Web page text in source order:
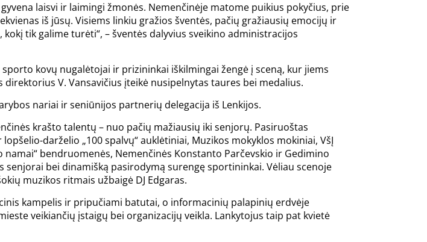
laisvi ir laimingi žmonės. Nemenčinėje matome puikius pokyčius, prie
iš jūsų. Visiems linkiu gražios šventės, pačių gražiausių emocijų ir
tik galime turėti“, – šventės dalyvius sveikino administracijos
kovų nugalėtojai ir prizininkai iškilmingai žengė į sceną, kur jiems
V. Vansavičius įteikė nusipelnytas taures bei medalius.
nariai ir seniūnijos partnerių delegacija iš Lenkijos.
krašto talentų – nuo pačių mažiausių iki senjorų. Pasiruoštas
darželio „100 spalvų“ auklėtiniai, Muzikos mokyklos mokiniai, VšĮ
namai“ bendruomenės, Nemenčinės Konstanto Parčevskio ir Gedimino
bei dinamišką pasirodymą surengę sportininkai. Vėliau scenoje
muzikos ritmais užbaigė DJ Edgaras.
kampelis ir pripučiami batutai, o informacinių palapinių erdvėje
veikiančių įstaigų bei organizacijų veikla. Lankytojus taip pat kvietė